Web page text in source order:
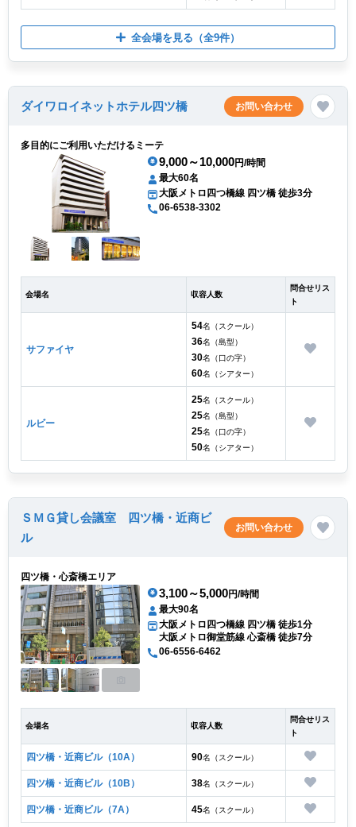
全会場を見る （全9件）
ダイワロイネットホテル四ツ橋 お問い合わせ
多目的にご利用いただけるミーテ
9,000～10,000円/時間
最大60名
大阪メトロ四つ橋線 四ツ橋 徒歩3分
06-6538-3302
会場名 収容人数
問合せリス
ト
サファイヤ
54名（スクール）
36名（島型）
30名（口の字）
60名（シアター）
ルビー
25名（スクール）
25名（島型）
25名（口の字）
50名（シアター）
ＳＭＧ貸し会議室 四ツ橋・近商ビ
ル
お問い合わせ
四ツ橋・心斎橋エリア
3,100～5,000円/時間
最大90名
大阪メトロ四つ橋線 四ツ橋 徒歩1分
大阪メトロ御堂筋線 心斎橋 徒歩7分
06-6556-6462
会場名 収容人数
問合せリス
ト
四ツ橋・近商ビル（10A） 90名（スクール）
四ツ橋・近商ビル（10B） 38名（スクール）
四ツ橋・近商ビル（7A） 45名（スクール）